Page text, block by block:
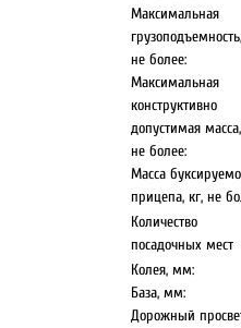
Максимальная
не более:
Максимальная
конструктивно
допустимая
не более:
Масса
прицепа, кг, не
Количество
посадочных мест
Колея, мм:
База, мм:
Дорожный